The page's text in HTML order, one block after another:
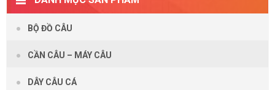
BỘ ĐỒ CÂU
CẦN CÂU – MÁY CÂU
DÂY CÂU CÁ